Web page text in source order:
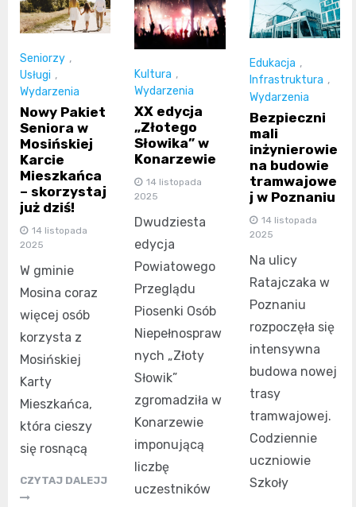
Seniorzy ,
Usługi ,
Wydarzenia
Nowy Pakiet
Seniora w
Mosińskiej
Karcie
Mieszkańca
– skorzystaj
już dziś!
14 listopada
2025
W gminie
Mosina coraz
więcej osób
korzysta z
Mosińskiej
Karty
Mieszkańca,
która cieszy
się rosnącą
CZYTAJ DALEJJ
Kultura ,
Wydarzenia
XX edycja
„Złotego
Słowika” w
Konarzewie
14 listopada
2025
Dwudziesta
edycja
Powiatowego
Przeglądu
Piosenki Osób
Niepełnospraw
nych „Złoty
Słowik”
zgromadziła w
Konarzewie
imponującą
liczbę
uczestników
Edukacja ,
Infrastruktura ,
Wydarzenia
Bezpieczni
mali
inżynierowie
na budowie
tramwajowe
j w Poznaniu
14 listopada
2025
Na ulicy
Ratajczaka w
Poznaniu
rozpoczęła się
intensywna
budowa nowej
trasy
tramwajowej.
Codziennie
uczniowie
Szkoły